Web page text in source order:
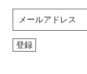
ル
ア
登録